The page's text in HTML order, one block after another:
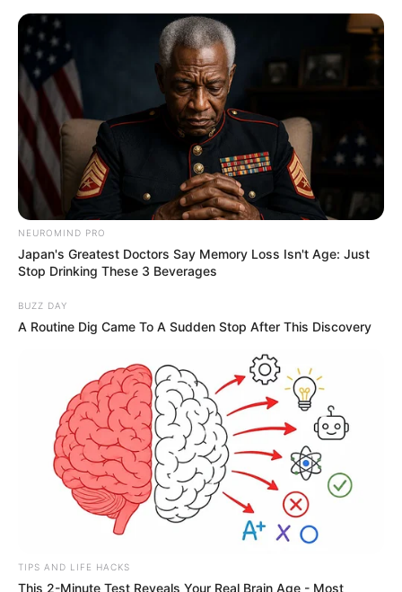
NEUROMIND PRO
Japan's Greatest Doctors Say Memory Loss Isn't Age: Just
Stop Drinking These 3 Beverages
BUZZ DAY
A Routine Dig Came To A Sudden Stop After This Discovery
TIPS AND LIFE HACKS
This 2-Minute Test Reveals Your Real Brain Age - Most